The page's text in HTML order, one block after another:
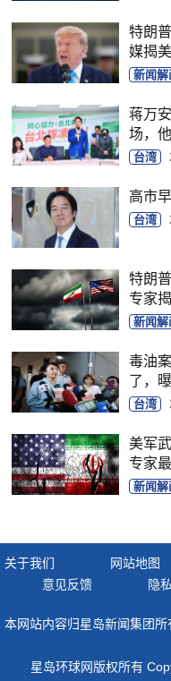
特朗
媒揭
新闻解
蒋万
场，
台湾
高市
台湾
特朗
专家
新闻解
毒油
了，
台湾
美军
专家
新闻解
关于我们 网站地图
意见反馈
隐
本网站内容归星岛新闻集团
星岛环球网版权所有